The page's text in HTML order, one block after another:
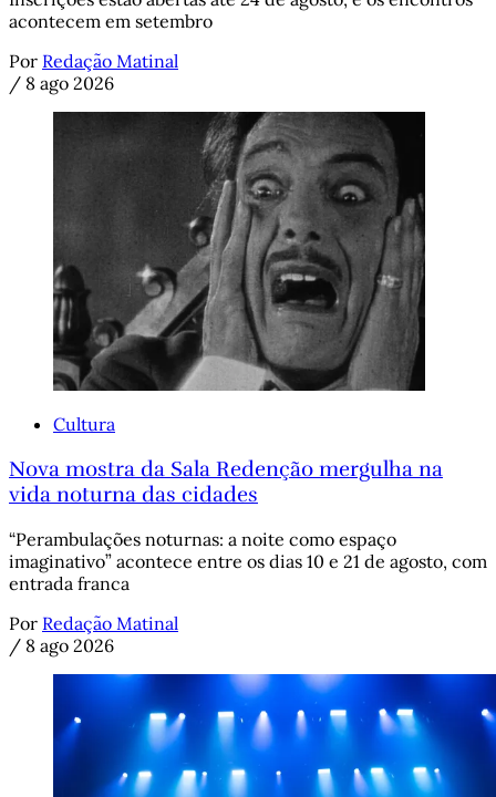
acontecem em setembro
Por Redação Matinal
/ 8 ago 2026
Cultura
Nova mostra da Sala Redenção mergulha na
vida noturna das cidades
“Perambulações noturnas: a noite como espaço
imaginativo” acontece entre os dias 10 e 21 de agosto, com
entrada franca
Por Redação Matinal
/ 8 ago 2026